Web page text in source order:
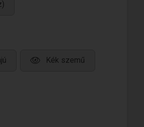
Kék szemű